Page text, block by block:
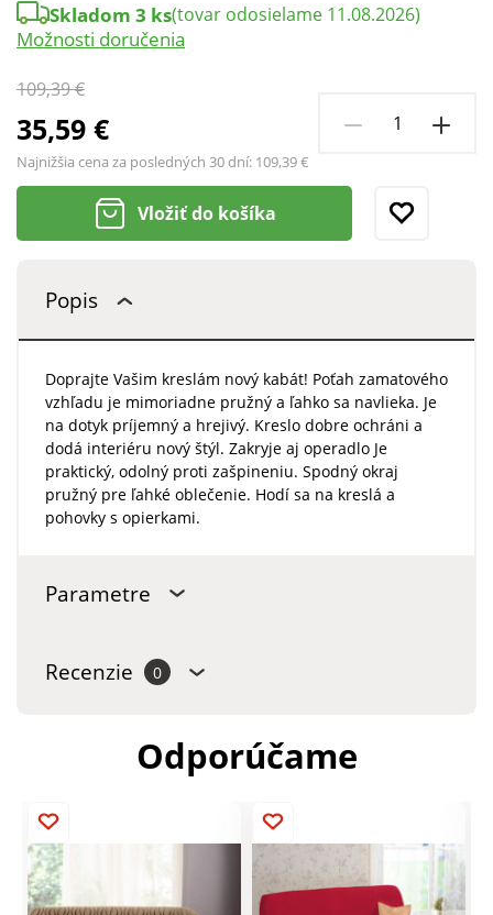
109,39 €
35,59 €
Najnižšia cena za posledných 30 dní: 109,39 €
Skladom 3 ks(tovar odosielame 11.08.2026)
Možnosti doručenia
Vložiť do košíka
Popis
Doprajte Vašim kreslám nový kabát! Poťah zamatového
vzhľadu je mimoriadne pružný a ľahko sa navlieka. Je
na dotyk príjemný a hrejivý. Kreslo dobre ochráni a
dodá interiéru nový štýl. Zakryje aj operadlo Je
praktický, odolný proti zašpineniu. Spodný okraj
pružný pre ľahké oblečenie. Hodí sa na kreslá a
pohovky s opierkami.
Parametre
Recenzie 0
Odporúčame